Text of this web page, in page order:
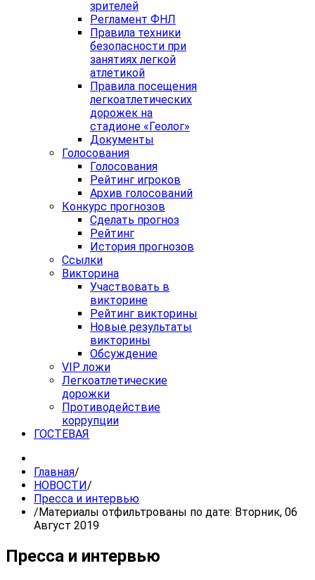
зрителей
Регламент ФНЛ
Правила техники
безопасности при
занятиях легкой
атлетикой
Правила посещения
легкоатлетических
дорожек на
стадионе «Геолог»
Документы
Голосования
Голосования
Рейтинг игроков
Архив голосований
Конкурс прогнозов
Сделать прогноз
Рейтинг
История прогнозов
Ссылки
Викторина
Участвовать в
викторине
Рейтинг викторины
Новые результаты
викторины
Обсуждение
VIP ложи
Легкоатлетические
дорожки
Противодействие
коррупции
ГОСТЕВАЯ
Главная/
НОВОСТИ/
Пресса и интервью
/ Материалы отфильтрованы по дате: Вторник, 06
Август 2019
Пресса и интервью